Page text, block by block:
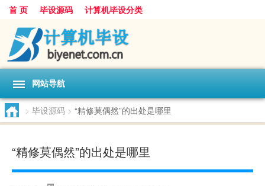
首 页 毕设源码 计算机毕设分类
网站导航
> 毕设源码 > “精修莫偶然”的出处是哪里
“精修莫偶然”的出处是哪里